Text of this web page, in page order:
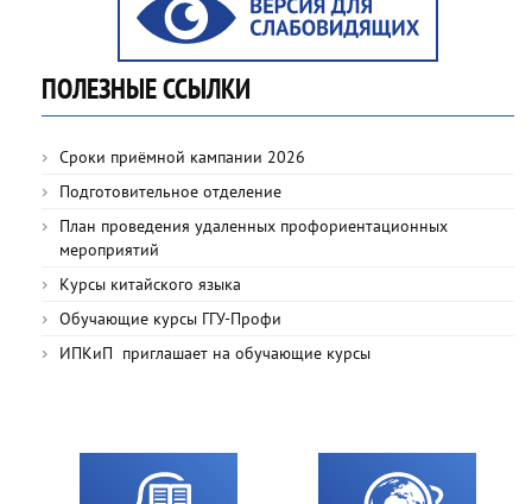
ПОЛЕЗНЫЕ ССЫЛКИ
Сроки приёмной кампании 2026
Подготовительное отделение
План проведения удаленных профориентационных
мероприятий
Курсы китайского языка
Обучающие курсы ГГУ-Профи
ИПКиП приглашает на обучающие курсы